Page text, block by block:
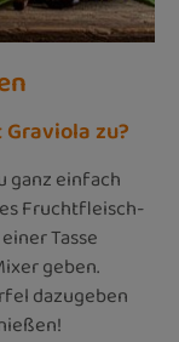
zu?
ganz einfach
Fruchtfleisch-
Tasse
geben.
dazugeben